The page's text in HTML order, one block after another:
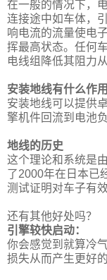
在一般的情况下，
连接途中如车体，
响电流的流量使电
挥最高状态。任何
电线组降低其阻力
安装地线有什么作用
安装地线可以提供
擎机件回流到电池负
地线的历史
这个理论和系统是
了2000年在日本已
测试证明对车子有效
还有其他好处吗？
引擎较快启动：
你会感觉到就算冷
损失从而产生更好